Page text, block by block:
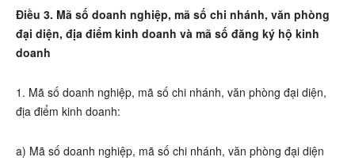
Điều 3. Mã số doanh nghiệp, mã số chi nhánh, văn phòng
đại diện, địa điểm kinh doanh và mã số đăng ký hộ kinh
doanh
1. Mã số doanh nghiệp, mã số chi nhánh, văn phòng đại diện,
địa điểm kinh doanh:
a) Mã số doanh nghiệp, mã số chi nhánh, văn phòng đại diện